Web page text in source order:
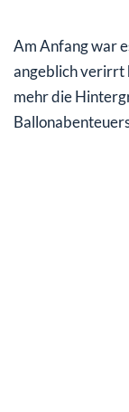
USA
Diese
Am Anfang war
angeblich verirrt
mehr die